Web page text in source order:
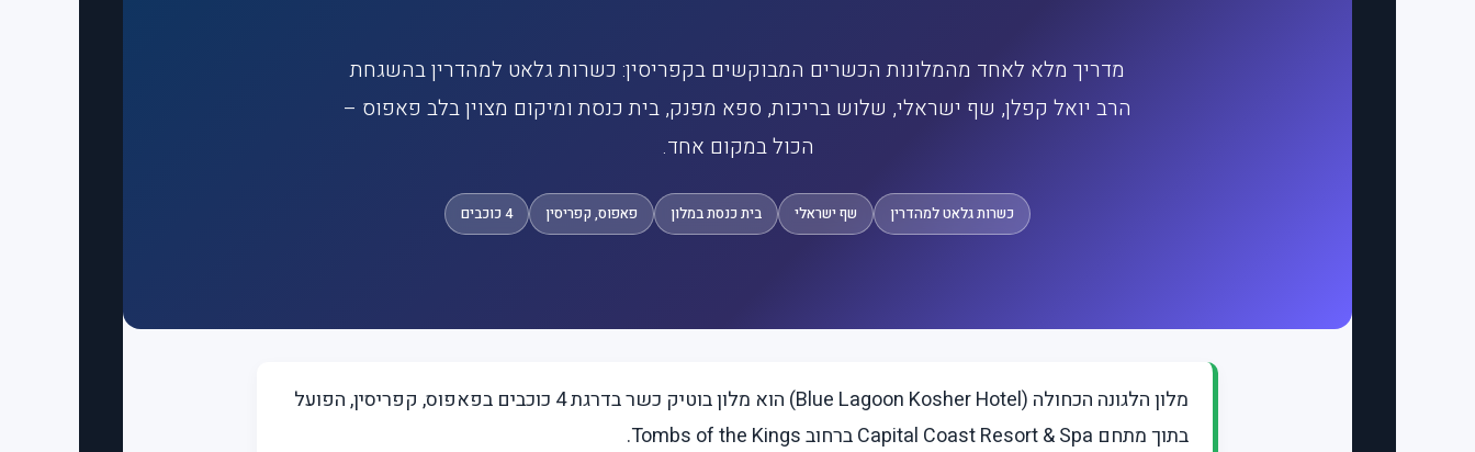
מדריך מלא לאחד מהמלונות הכשרים המבוקשים בקפריסין: כשרות גלאט למהדרין בהשגחת
הרב יואל קפלן, שף ישראלי, שלוש בריכות, ספא מפנק, בית כנסת ומיקום מצוין בלב פאפוס –
הכול במקום אחד.
כשרות גלאט למהדרין שף ישראלי בית כנסת במלון פאפוס, קפריסין 4 כוכבים
מלון הלגונה הכחולה (Blue Lagoon Kosher Hotel) הוא מלון בוטיק כשר בדרגת 4 כוכבים בפאפוס, קפריסין, הפועל
בתוך מתחם Capital Coast Resort & Spa ברחוב Tombs of the Kings.